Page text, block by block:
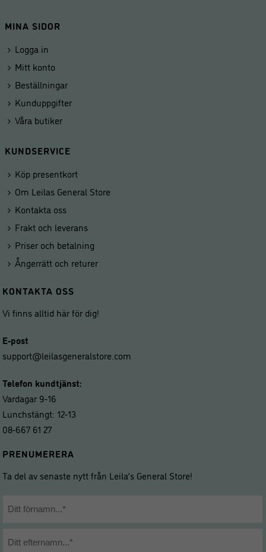
MINA SIDOR
Logga in
Mitt konto
Beställningar
Kunduppgifter
Våra butiker
KUNDSERVICE
Köp presentkort
Om Leilas General Store
Kontakta oss
Frakt och leverans
Priser och betalning
Ångerrätt och returer
KONTAKTA OSS
Vi finns alltid här för dig!
E-post
support@leilasgeneralstore.com
Telefon kundtjänst:
Vardagar 9-16
Lunchstängt: 12-13
08-667 61 27
PRENUMERERA
Ta del av senaste nytt från Leila’s General Store!